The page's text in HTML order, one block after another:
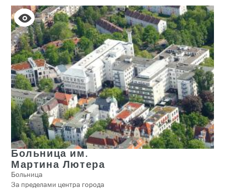
Больница им.
Мартина Лютера
Больница
За пределами центра города